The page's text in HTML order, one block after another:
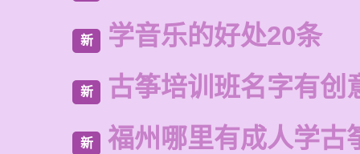
新 学音乐的好处20条
新 古筝培训班名字有创
新 福州哪里有成人学古